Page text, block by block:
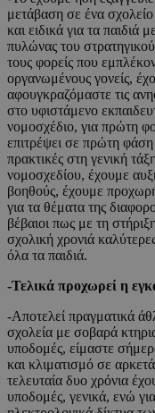
μετάβαση σε ένα σχολείο
και ειδικά για τα παιδιά
πυλώνας του
τους φορείς που
οργανωμένους γονείς,
αφουγκραζόμαστε τις
στο υφιστάμενο
νομοσχέδιο, για πρώτη
επιτρέψει σε πρώτη φάση
πρακτικές στη γενική
νομοσχεδίου, έχουμε
βοηθούς, έχουμε
για τα θέματα της
βέβαιοι πως με τη
σχολική χρονιά
όλα τα παιδιά.
-Τελικά προχωρεί η
-Αποτελεί πραγματικά
σχολεία με σοβαρά
υποδομές, είμαστε
και κλιματισμό σε
τελευταία δυο χρόνια
υποδομές, γενικά, ενώ